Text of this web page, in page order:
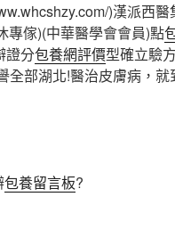
)漢派西醫
傢)(中華醫學會會員)點
證分包養網評價型確立驗
全部湖北!醫治皮膚病，
包養留言板?